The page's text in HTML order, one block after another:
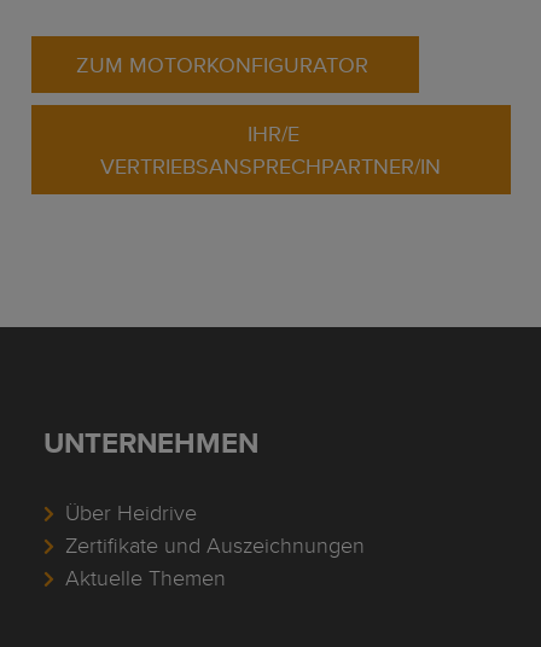
ZUM MOTORKONFIGURATOR
IHR/E
VERTRIEBSANSPRECHPARTNER/IN
UNTERNEHMEN
Über Heidrive
Zertifikate und Auszeichnungen
Aktuelle Themen